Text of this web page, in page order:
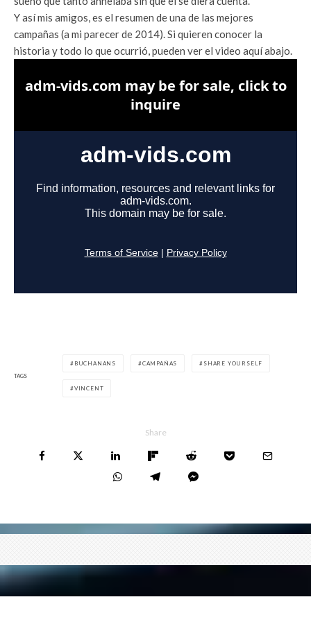
Y así mis amigos, es el resumen de una de las mejores
campañas (a mi parecer de 2014). Si quieren conocer la
historia y todo lo que ocurrió, pueden ver el video aquí abajo.
TAGS
BUCHANANS CAMPAÑAS SHARE YOURSELF
VINCENT
Share